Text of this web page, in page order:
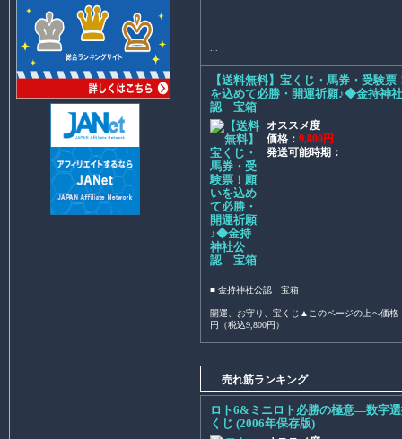
【送料無料】宝くじ・馬券・受験票
を込めて必勝・開運祈願♪◆金持神
認 宝箱
オススメ度
価格： 9,800円
発送可能時期：
■ 金持神社公認 宝箱
開運、お守り、宝くじ▲このページの上へ価格
円（税込9,800円）
売れ筋ランキング
ロト6&ミニロト必勝の極意―数字
くじ (2006年保存版)